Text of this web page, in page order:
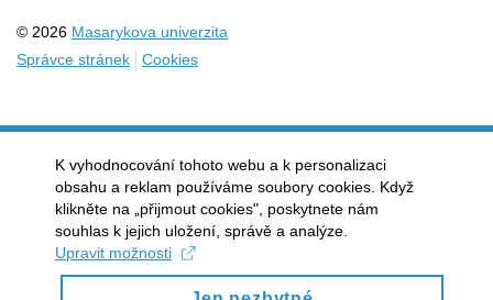
© 2026 Masarykova univerzita
Správce stránek
Cookies
K vyhodnocování tohoto webu a k personalizaci
obsahu a reklam používáme soubory cookies. Když
klikněte na „přijmout cookies", poskytnete nám
souhlas k jejich uložení, správě a analýze.
Upravit možnosti